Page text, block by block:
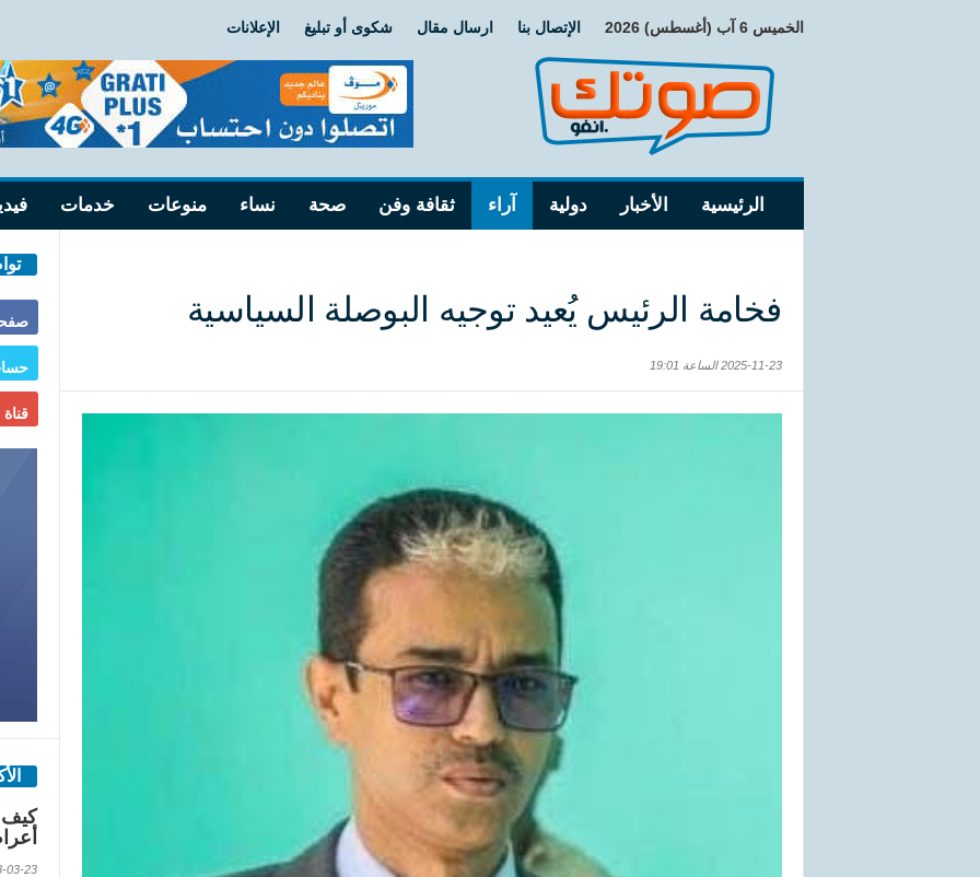
الخميس 6 آب (أغسطس) 2026 الإتصال بنا ارسال مقال شكوى أو تبليغ الإعلانات
الرئيسية الأخبار دولية آراء ثقافة وفن صحة نساء منوعات خدمات
فخامة الرئيس يُعيد توجيه البوصلة السياسية
2025-11-23 الساعة 19:01
2018-03-23